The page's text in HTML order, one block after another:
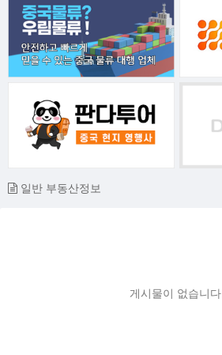
일반 부동산정보
게시물이 없습니다.